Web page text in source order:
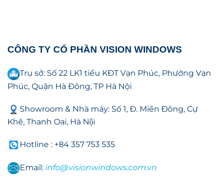
CÔNG TY CỔ PHẦN VISION WINDOWS
Trụ sở: Số 22 LK1 tiểu KĐT Vạn Phúc, Phường Vạn
Phúc, Quận Hà Đông, TP Hà Nội
Showroom & Nhà máy: Số 1, Đ. Miền Đông, Cự
Khê, Thanh Oai, Hà Nội
Hotline : +84 357 753 535
Email: info@visionwindows.com.vn